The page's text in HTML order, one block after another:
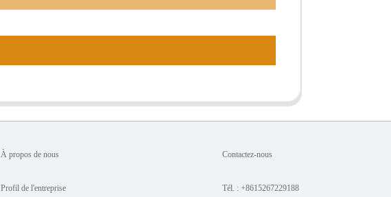
À propos de nous
Profil de l'entreprise
Contactez-nous
Tél. : +8615267229188